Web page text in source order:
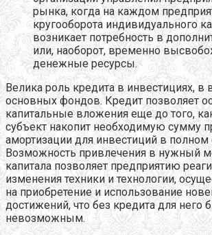
рынка, когда на каждом
кругооборота индивидуального
возникает потребность в
или, наоборот, временно
денежные ресурсы.
Велика роль кредита в инвестициях, в
основных фондов. Кредит позволяет
капитальные вложения еще до того,
субъект накопит необходимую сумму
амортизации для инвестиций в
Возможность привлечения в нужный
капитала позволяет предприятию
изменения техники и технологии,
на приобретение и использование
достижений, что без кредита для него
невозможным.